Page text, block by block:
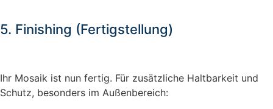
5. Finishing (Fertigstellung)
Ihr Mosaik ist nun fertig. Für zusätzliche Haltbarkeit und
Schutz, besonders im Außenbereich: